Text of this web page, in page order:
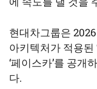
현대차그룹은
아키텍처가 적용된
‘페이스카’를 공개
다.